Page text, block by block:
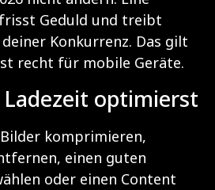
Geduld und treibt
Konkurrenz. Das gilt
recht für mobile Geräte.
optimierst
komprimieren,
einen guten
oder einen Content